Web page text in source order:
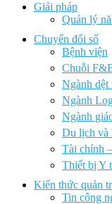
Giải pháp
Quản lý
Chuyển đổi số
Bệnh viện
Chuỗi
Ngành dệt
Ngành
Ngành
Du lịch và
Tài chính
Thiết bị Y
Kiến thức quản
Tin công